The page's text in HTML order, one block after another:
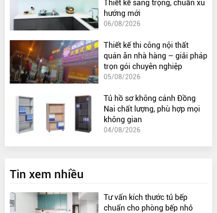
Thiết kế sang trọng, chuẩn xu
hướng mới
06/08/2026
Thiết kế thi công nội thất
quán ăn nhà hàng – giải pháp
trọn gói chuyên nghiệp
05/08/2026
Tủ hồ sơ không cánh Đồng
Nai chất lượng, phù hợp mọi
không gian
04/08/2026
Tin xem nhiều
Tư vấn kích thước tủ bếp
chuẩn cho phòng bếp nhỏ